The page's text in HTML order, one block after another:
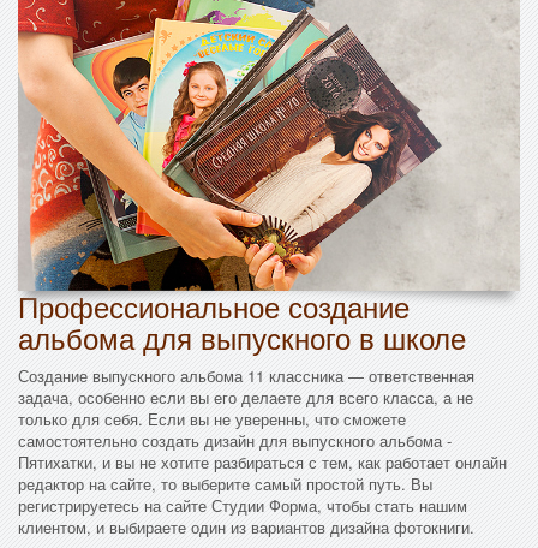
Профессиональное создание
альбома для выпускного в школе
Создание выпускного альбома 11 классника — ответственная
задача, особенно если вы его делаете для всего класса, а не
только для себя. Если вы не уверенны, что сможете
самостоятельно создать дизайн для выпускного альбома -
Пятихатки, и вы не хотите разбираться с тем, как работает онлайн
редактор на сайте, то выберите самый простой путь. Вы
регистрируетесь на сайте Студии Форма, чтобы стать нашим
клиентом, и выбираете один из вариантов дизайна фотокниги.